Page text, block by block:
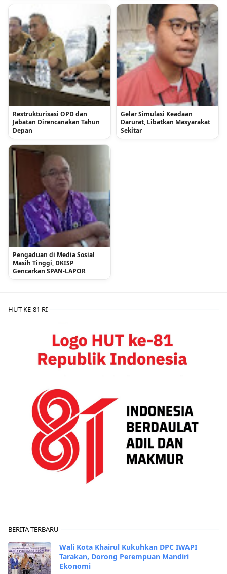
Restrukturisasi OPD dan
Jabatan Direncanakan Tahun
Depan
Gelar Simulasi Keadaan
Darurat, Libatkan Masyarakat
Sekitar
Pengaduan di Media Sosial
Masih Tinggi, DKISP
Gencarkan SPAN-LAPOR
HUT KE-81 RI
BERITA TERBARU
Wali Kota Khairul Kukuhkan DPC IWAPI
Tarakan, Dorong Perempuan Mandiri
Ekonomi